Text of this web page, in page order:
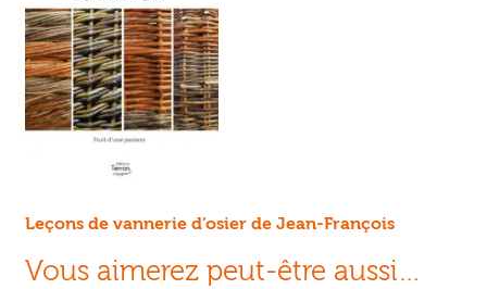
Leçons de vannerie d’osier de Jean-François
Vous aimerez peut-être aussi…